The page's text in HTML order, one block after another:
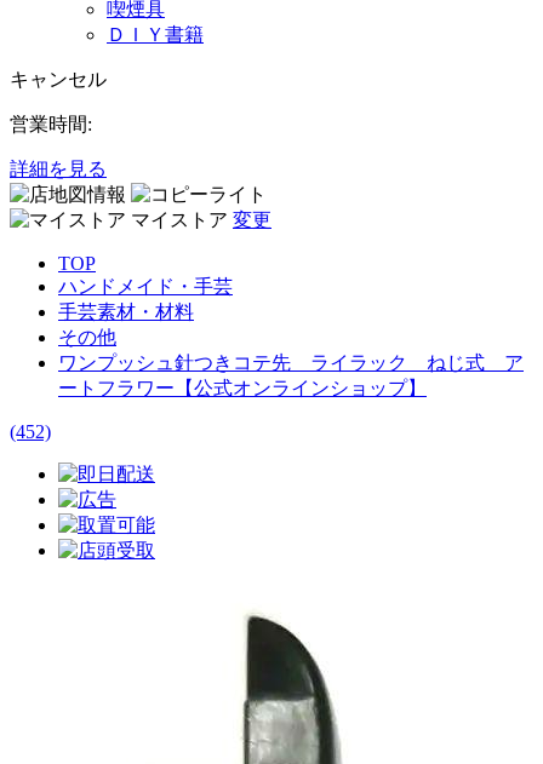
喫煙具
ＤＩＹ書籍
キャンセル
営業時間:
詳細を見る
マイストア 変更
TOP
ハンドメイド・手芸
手芸素材・材料
その他
ワンプッシュ針つきコテ先 ライラック ねじ式 ア
ートフラワー【公式オンラインショップ】
(452)